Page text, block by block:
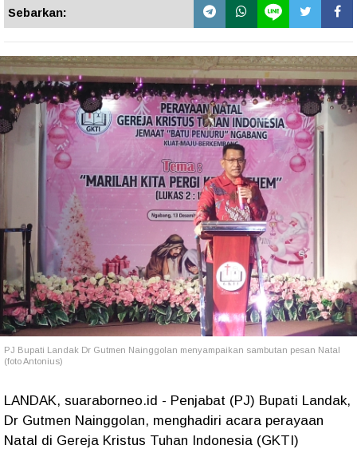
Sebarkan:
PJ Bupati Landak Dr Gutmen Nainggolan menyampaikan sambutan pesan Natal
(foto Antonius)
LANDAK, suaraborneo.id - Penjabat (PJ) Bupati Landak,
Dr Gutmen Nainggolan, menghadiri acara perayaan
Natal di Gereja Kristus Tuhan Indonesia (GKTI)